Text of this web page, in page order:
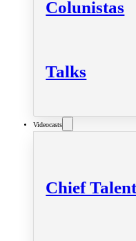
Colunistas
Talks
Videocasts
Chief